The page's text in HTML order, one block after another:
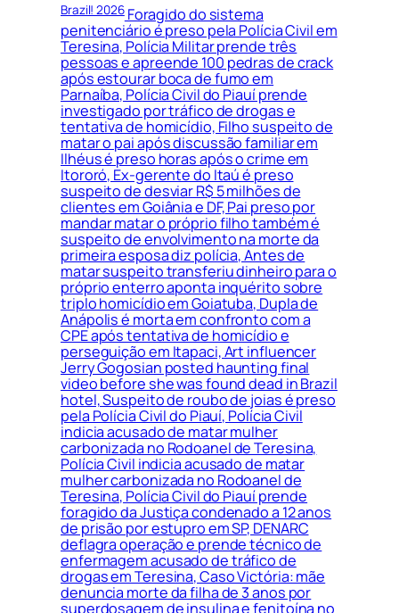
Brazil! 2026Foragido do sistema
penitenciário é preso pela Polícia Civil em
Teresina, Polícia Militar prende três
pessoas e apreende 100 pedras de crack
após estourar boca de fumo em
Parnaíba, Polícia Civil do Piauí prende
investigado por tráfico de drogas e
tentativa de homicídio, Filho suspeito de
matar o pai após discussão familiar em
Ilhéus é preso horas após o crime em
Itororó, Ex-gerente do Itaú é preso
suspeito de desviar R$ 5 milhões de
clientes em Goiânia e DF, Pai preso por
mandar matar o próprio filho também é
suspeito de envolvimento na morte da
primeira esposa diz polícia, Antes de
matar suspeito transferiu dinheiro para o
próprio enterro aponta inquérito sobre
triplo homicídio em Goiatuba, Dupla de
Anápolis é morta em confronto com a
CPE após tentativa de homicídio e
perseguição em Itapaci, Art influencer
Jerry Gogosian posted haunting final
video before she was found dead in Brazil
hotel, Suspeito de roubo de joias é preso
pela Polícia Civil do Piauí, Polícia Civil
indicia acusado de matar mulher
carbonizada no Rodoanel de Teresina,
Polícia Civil indicia acusado de matar
mulher carbonizada no Rodoanel de
Teresina, Polícia Civil do Piauí prende
foragido da Justiça condenado a 12 anos
de prisão por estupro em SP, DENARC
deflagra operação e prende técnico de
enfermagem acusado de tráfico de
drogas em Teresina, Caso Victória: mãe
denuncia morte da filha de 3 anos por
superdosagem de insulina e fenitoína no